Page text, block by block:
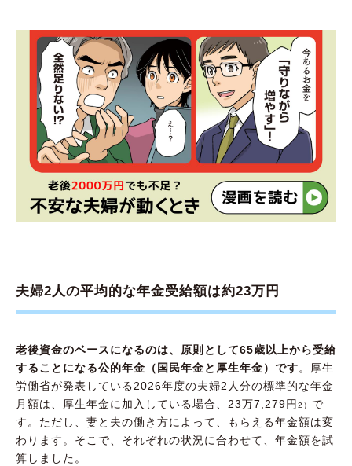
夫婦2人の平均的な年金受給額は約23万円
老後資金のベースになるのは、原則として65歳以上から受給
することになる公的年金（国民年金と厚生年金）です。厚生
労働省が発表している2026年度の夫婦2人分の標準的な年金
月額は、厚生年金に加入している場合、23万7,279円 2） で
す。ただし、妻と夫の働き方によって、もらえる年金額は変
わります。そこで、それぞれの状況に合わせて、年金額を試
算しました。